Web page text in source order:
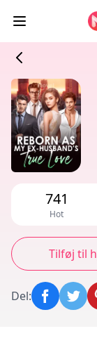
741
Hot
Tilføj til
Del: